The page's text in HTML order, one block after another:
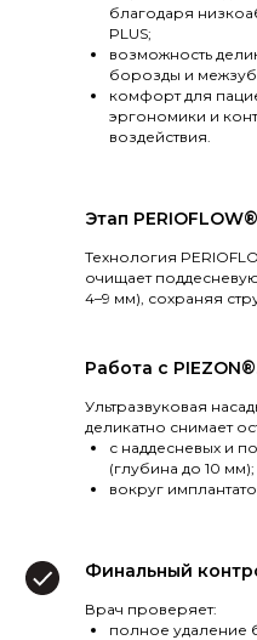
благодаря
PLUS;
возможность
борозды и
комфорт для
эргономики и
воздействия.
Этап
Технология
очищает
4–9 мм), сохраняя
Работа с
Ультразвуковая
деликатно снимает
с наддесневых и
(глубина до 10 мм);
вокруг
Финальный
Врач проверяет:
полное удаление